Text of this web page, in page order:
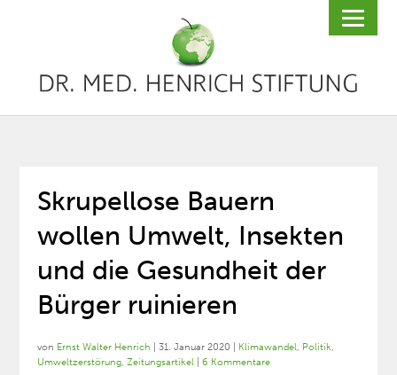
Skrupellose Bauern
wollen Umwelt, Insekten
und die Gesundheit der
Bürger ruinieren
von Ernst Walter Henrich |31. Januar 2020 Klimawandel, Politik,
Umweltzerstörung,Zeitungsartikel |6 Kommentare